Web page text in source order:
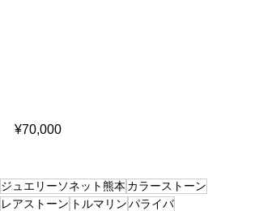
¥70,000
ジュエリーソネット熊本 カラーストーン
レアストーン トルマリンパライバ